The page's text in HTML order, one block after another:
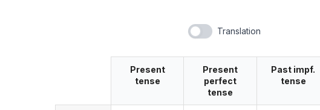
Translation
Present
tense
Present
perfect
tense
Past impf.
tense